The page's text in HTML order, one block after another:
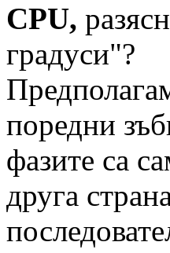
CPU,
градуси"?
поредни
фазите са
друга